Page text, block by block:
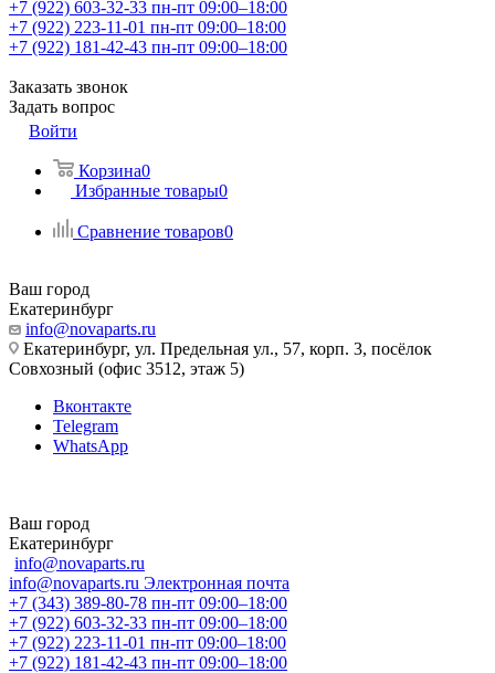
+7 (922) 603-32-33 пн-пт 09:00–18:00
+7 (922) 223-11-01 пн-пт 09:00–18:00
+7 (922) 181-42-43 пн-пт 09:00–18:00
Заказать звонок
Задать вопрос
Войти
Корзина0
Избранные товары0
Сравнение товаров0
Ваш город
Екатеринбург
info@novaparts.ru
Екатеринбург, ул. Предельная ул., 57, корп. 3, посёлок
Совхозный (офис 3512, этаж 5)
Вконтакте
Telegram
WhatsApp
Ваш город
Екатеринбург
info@novaparts.ru
info@novaparts.ru Электронная почта
+7 (343) 389-80-78 пн-пт 09:00–18:00
+7 (922) 603-32-33 пн-пт 09:00–18:00
+7 (922) 223-11-01 пн-пт 09:00–18:00
+7 (922) 181-42-43 пн-пт 09:00–18:00